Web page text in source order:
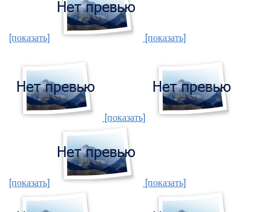
[показать] [показать]
[показать]
[показать] [показать]